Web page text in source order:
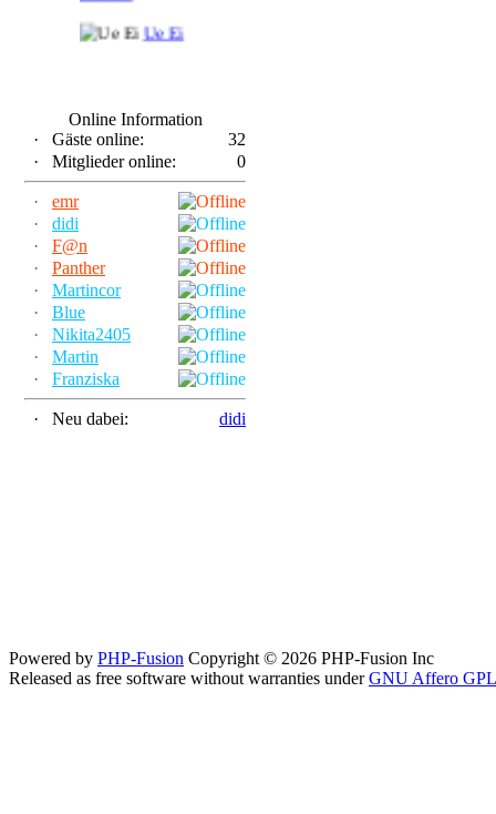
Ue Ei
Online Information
·
Gäste online:
32
·
Mitglieder online: 0
·
emr
·
didi
·
F@n
·
Panther
·
Martincor
·
Blue
·
Nikita2405
·
Martin
·
Franziska
· Neu dabei: didi
Powered by PHP-Fusion Copyright © 2026 PHP-Fusion Inc
Released as free software without warranties underGNU Affero GPL